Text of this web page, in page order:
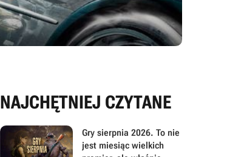
NAJCHĘTNIEJ CZYTANE
Gry sierpnia 2026. To nie
jest miesiąc wielkich